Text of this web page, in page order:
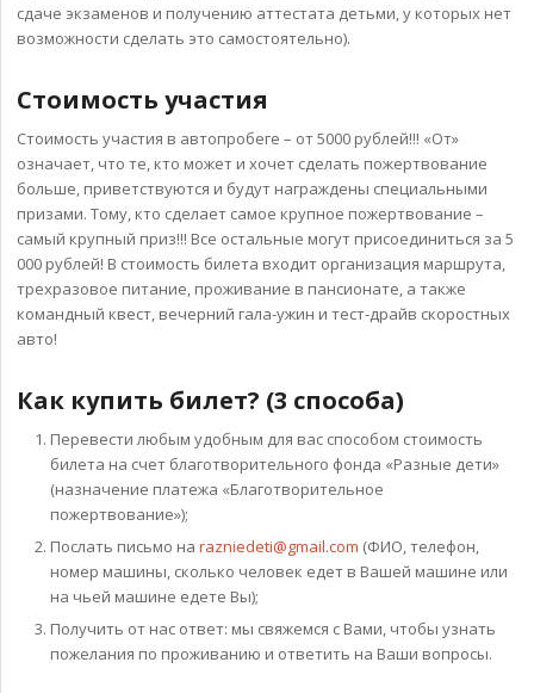
сдаче экзаменов и получению аттестата детьми, у которых нет
возможности сделать это самостоятельно).
Стоимость участия
Стоимость участия в автопробеге – от 5000 рублей!!! «От»
означает, что те, кто может и хочет сделать пожертвование
больше, приветствуются и будут награждены специальными
призами. Тому, кто сделает самое крупное пожертвование –
самый крупный приз!!! Все остальные могут присоединиться за 5
000 рублей! В стоимость билета входит организация маршрута,
трехразовое питание, проживание в пансионате, а также
командный квест, вечерний гала-ужин и тест-драйв скоростных
авто!
Как купить билет? (3 способа)
Перевести любым удобным для вас способом стоимость
билета на счет благотворительного фонда «Разные дети»
(назначение платежа «Благотворительное
пожертвование»);
Послать письмо на razniedeti@gmail.com (ФИО, телефон,
номер машины, сколько человек едет в Вашей машине или
на чьей машине едете Вы);
Получить от нас ответ: мы свяжемся с Вами, чтобы узнать
пожелания по проживанию и ответить на Ваши вопросы.